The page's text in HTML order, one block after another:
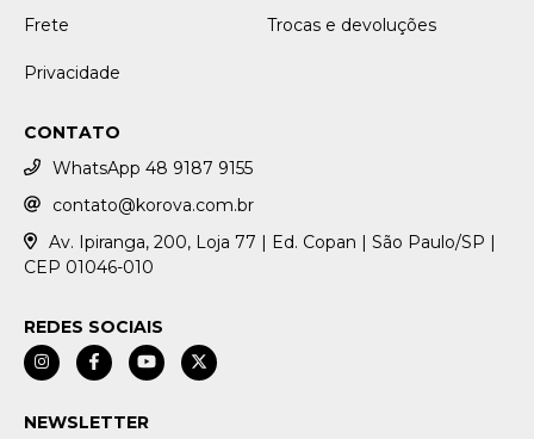
Frete
Trocas e devoluções
Privacidade
CONTATO
WhatsApp 48 9187 9155
contato@korova.com.br
Av. Ipiranga, 200, Loja 77 | Ed. Copan | São Paulo/SP |
CEP 01046-010
REDES SOCIAIS
NEWSLETTER